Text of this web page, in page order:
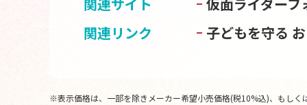
関連リンク
子どもを守る
※表示価格は、一部を除きメーカー希望小売価格(税10%込)、もしく